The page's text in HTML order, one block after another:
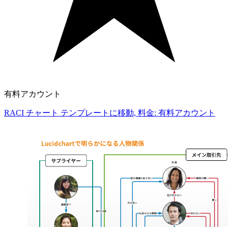
有料アカウント
RACI チャート テンプレートに移動, 料金: 有料アカウント